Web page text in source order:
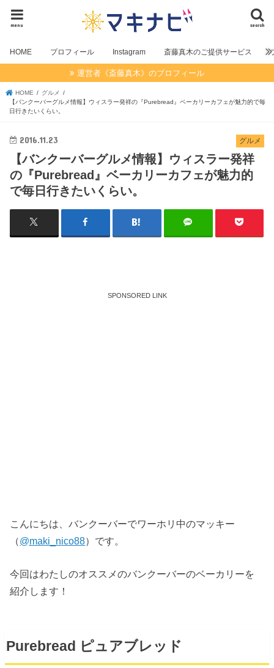
search
menu
HOME プロフィール Instagram 斎藤真木のご提供サービス
運営者《斎藤真木》のプロフィール
HOME
グルメ
【バンクーバーグルメ情報】ウィスラー発祥の『Purebread』ベーカリーカフェが魅力的で毎
日行きたいくらい。
グルメ
2016.11.23
【バンクーバーグルメ情報】ウィスラー発祥
の『Purebread』ベーカリーカフェが魅力的
で毎日行きたいくらい。
SPONSORED LINK
こんにちは、バンクーバーでワーホリ中のマッキー
（@maki_nico88）です。
今回はわたしのオススメのバンクーバーのベーカリーを
紹介します！
Purebread ピュアブレッド